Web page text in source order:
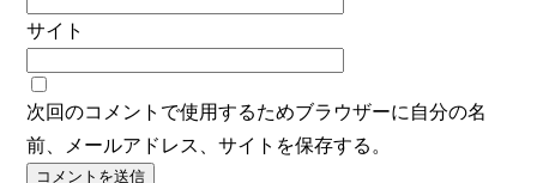
サイト
次回のコメントで使用するためブラウザーに自分の名
前、メールアドレス、サイトを保存する。